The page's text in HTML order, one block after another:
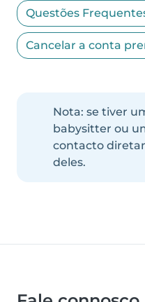
Questões
Cancelar a conta
Nota: se tiver
babysitter ou
contacto
deles.